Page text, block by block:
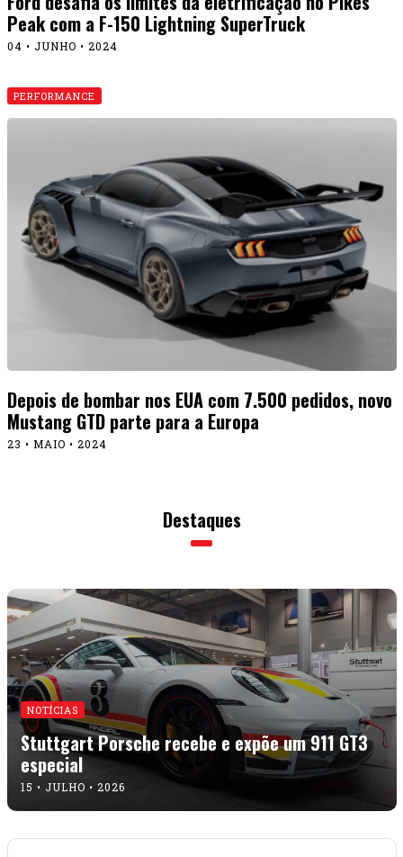
Peak com a F-150 Lightning SuperTruck
04 • JUNHO • 2024
PERFORMANCE
Depois de bombar nos EUA com 7.500 pedidos, novo
Mustang GTD parte para a Europa
23 • MAIO • 2024
Destaques
NOTÍCIAS
Stuttgart Porsche recebe e expõe um 911 GT3
especial
15 • JULHO • 2026